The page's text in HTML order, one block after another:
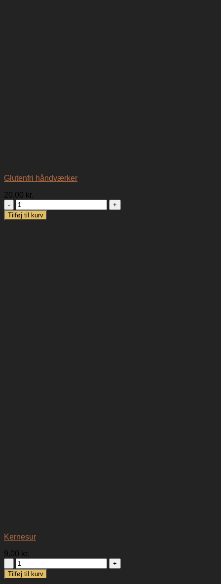
Glutenfri håndværker
20,00 kr.
Glutenfri
håndværker
antal
Tilføj til kurv
Kernesur
9,00 kr.
Kernesur
antal
Tilføj til kurv